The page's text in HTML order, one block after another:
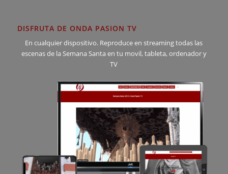
DISFRUTA DE ONDA PASION TV
En cualquier dispositivo. Reproduce en streaming todas las
escenas de la Semana Santa en tu movil, tableta, ordenador y
TV